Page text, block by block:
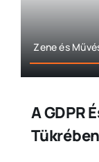
Zene és
A GDPR
Tükrében